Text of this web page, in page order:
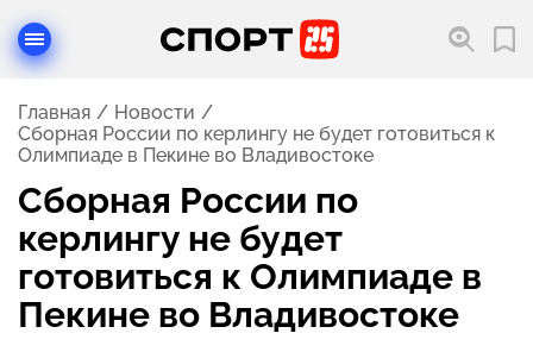
Главная
Новости
Сборная России по керлингу не будет готовиться к
Олимпиаде в Пекине во Владивостоке
Сборная России по
керлингу не будет
готовиться к Олимпиаде в
Пекине во Владивостоке